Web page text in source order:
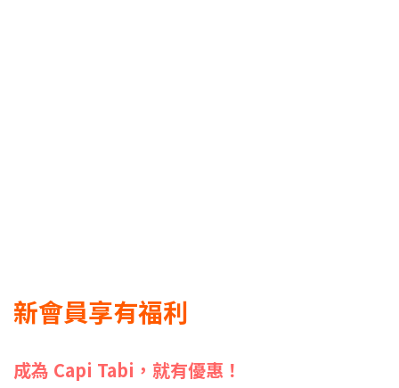
新會員享有福利
成為 Capi Tabi，就有優惠！